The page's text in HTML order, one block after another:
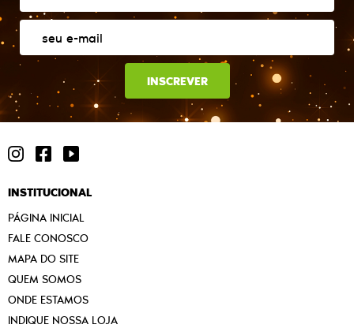
INSCREVER
INSTITUCIONAL
PÁGINA INICIAL
FALE CONOSCO
MAPA DO SITE
QUEM SOMOS
ONDE ESTAMOS
INDIQUE NOSSA LOJA